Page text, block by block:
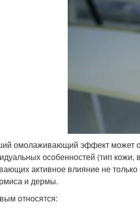
омолаживающий эффект может
особенностей (тип
активное влияние не
и дермы.
относятся: